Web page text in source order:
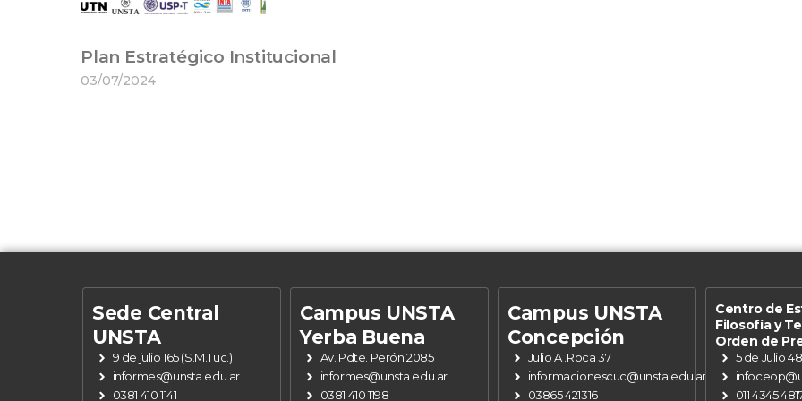
Plan Estratégico Institucional
03/07/2024
Sede Central
UNSTA
9 de julio 165 (S.M.Tuc.)
informes@unsta.edu.ar
0381 410 1141
Campus UNSTA
Yerba Buena
Av. Pdte. Perón 2085
informes@unsta.edu.ar
0381 410 1198
Campus UNSTA
Concepción
Julio A .Roca 37
informacionescuc@unsta.edu.ar
03865 421316
Centro de
Filosofía y
Orden de
5 de Julio
011 4345